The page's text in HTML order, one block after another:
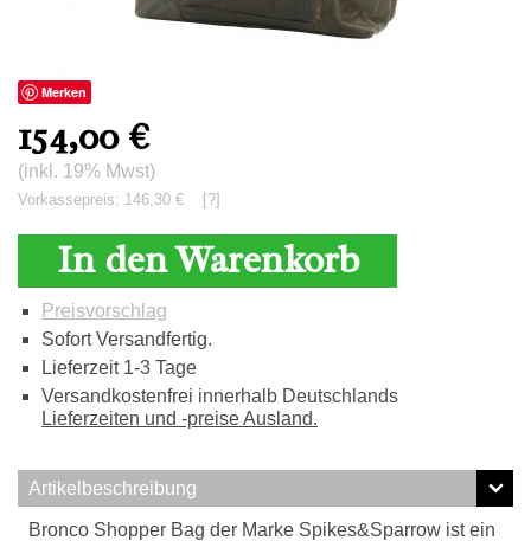
Merken
154,00 €
(inkl. 19% Mwst)
Vorkassepreis: 146,30 € [?]
In den Warenkorb
Preisvorschlag
Sofort Versandfertig.
Lieferzeit 1-3 Tage
Versandkostenfrei innerhalb Deutschlands
Lieferzeiten und -preise Ausland.
Artikelbeschreibung
Bronco Shopper Bag der Marke Spikes&Sparrow ist ein